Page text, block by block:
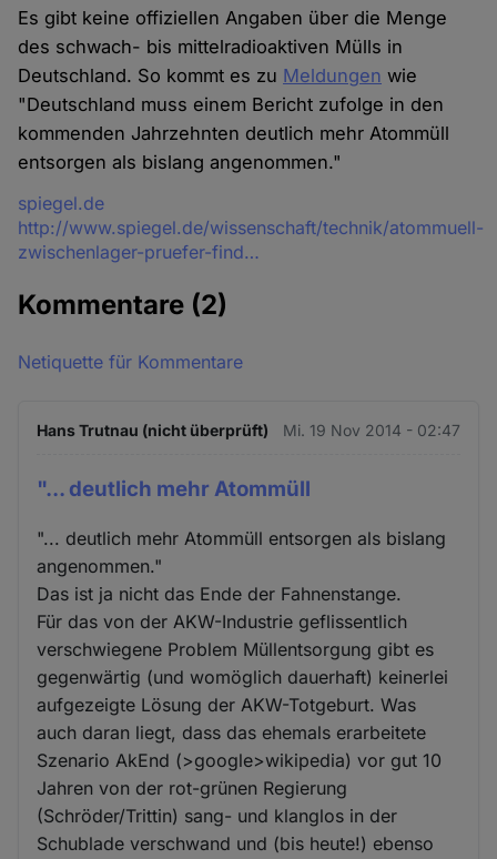
Es gibt keine offiziellen Angaben über die Menge
des schwach- bis mittelradioaktiven Mülls in
Deutschland. So kommt es zu Meldungen wie
"Deutschland muss einem Bericht zufolge in den
kommenden Jahrzehnten deutlich mehr Atommüll
entsorgen als bislang angenommen."
Quelle
spiegel.de
http://www.spiegel.de/wissenschaft/technik/atommuell-
zwischenlager-pruefer-find…
Kommentare (2)
Netiquette für Kommentare
Hans Trutnau (nicht überprüft) Mi. 19 Nov 2014 - 02:47
"... deutlich mehr Atommüll
"... deutlich mehr Atommüll entsorgen als bislang
angenommen."
Das ist ja nicht das Ende der Fahnenstange.
Für das von der AKW-Industrie geflissentlich
verschwiegene Problem Müllentsorgung gibt es
gegenwärtig (und womöglich dauerhaft) keinerlei
aufgezeigte Lösung der AKW-Totgeburt. Was
auch daran liegt, dass das ehemals erarbeitete
Szenario AkEnd (>google>wikipedia) vor gut 10
Jahren von der rot-grünen Regierung
(Schröder/Trittin) sang- und klanglos in der
Schublade verschwand und (bis heute!) ebenso